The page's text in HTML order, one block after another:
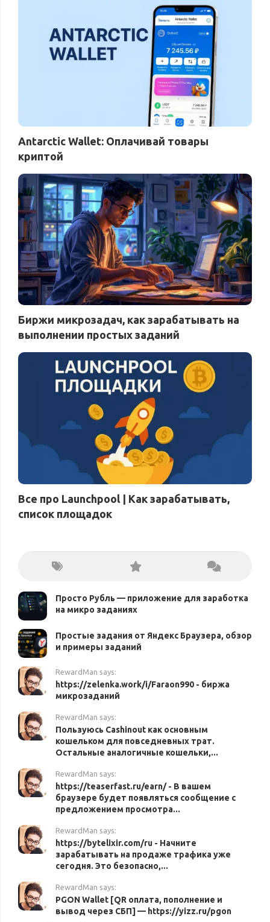
Antarctic Wallet: Оплачивай товары
криптой
Биржи микрозадач, как зарабатывать на
выполнении простых заданий
Все про Launchpool | Как зарабатывать,
список площадок
Просто Рубль — приложение для заработка
на микро заданиях
Простые задания от Яндекс Браузера, обзор
и примеры заданий
RewardMan says:
https://zelenka.work/i/Faraon990 - биржа
микрозаданий
RewardMan says:
Пользуюсь Cashinout как основным
кошельком для повседневных трат.
Остальные аналогичные кошельки,...
RewardMan says:
https://teaserfast.ru/earn/ - В вашем
браузере будет появляться сообщение с
предложением просмотра...
RewardMan says:
https://bytelixir.com/ru - Начните
зарабатывать на продаже трафика уже
сегодня. Это безопасно,...
RewardMan says:
PGON Wallet [QR оплата, пополнение и
вывод через СБП] — https://yizz.ru/pgon